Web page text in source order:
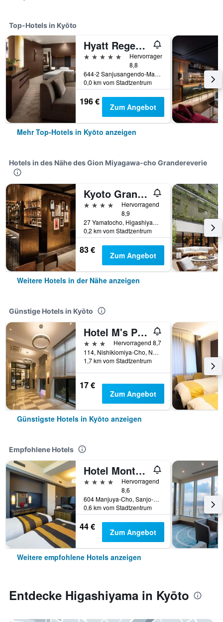
Top-Hotels in Kyōto
Hyatt Regency Kyoto
5 Sterne
Hervorragend
8,8
644-2 Sanjusangendo-Mawari, Higashiyama-ku, Kyōto, Japan
0,0 km vom Stadtzentrum
196 € Zum Angebot
Mehr Top-Hotels in Kyōto anzeigen
Hotels in des Nähe des Gion Miyagawa-cho Grandereverie
Kyoto Granbell Hotel
4 Sterne
Hervorragend
8,9
27 Yamatocho, Higashiyama-ku, Kyōto, Japan
0,2 km vom Stadtzentrum
83 € Zum Angebot
Weitere Hotels in der Nähe anzeigen
Günstige Hotels in Kyōto
Hotel M's Plus Shijo Omiya
3 Sterne
Hervorragend 8,7
114, Nishikiomiya-Cho, Nakagyo-ku, Kyōto, Japan
1,7 km vom Stadtzentrum
17 €
Zum Angebot
Günstigste Hotels in Kyōto anzeigen
Empfohlene Hotels
Hotel Monterey Kyoto
4 Sterne
Hervorragend
8,6
604 Manjuya-Cho, Sanjo-Sagaru, Kyōto, Japan
0,6 km vom Stadtzentrum
44 € Zum Angebot
Weitere empfohlene Hotels anzeigen
Entdecke Higashiyama in Kyōto